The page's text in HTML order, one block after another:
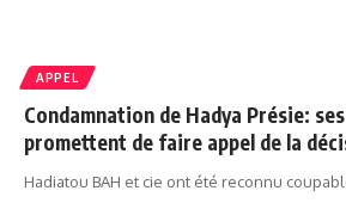
APPEL
Condamnation de Hadya Présie:
promettent de faire appel de la
Hadiatou BAH et cie ont été reconnu